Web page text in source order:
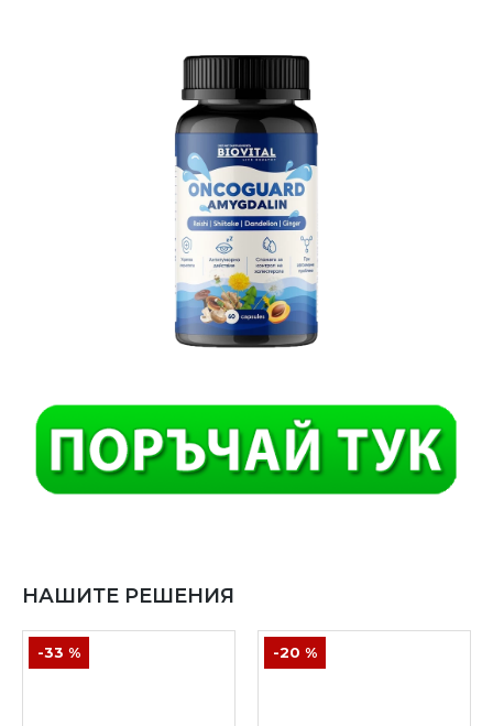
НАШИТЕ РЕШЕНИЯ
-33 % -20 %